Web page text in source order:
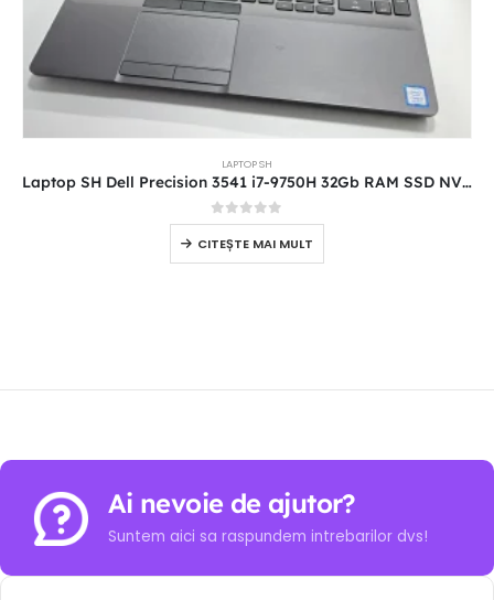
LAPTOP SH
Laptop SH Dell Precision 3541 i7-9750H 32Gb RAM SSD NVME 512 GB
0out of 5
CITEȘTE MAI MULT
Ai nevoie de ajutor?
Suntem aici sa raspundem intrebarilor dvs!